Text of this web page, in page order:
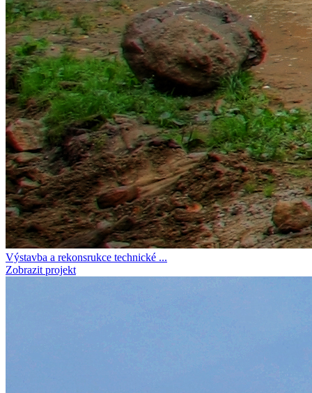
Výstavba a rekonsrukce technické ...
Zobrazit projekt